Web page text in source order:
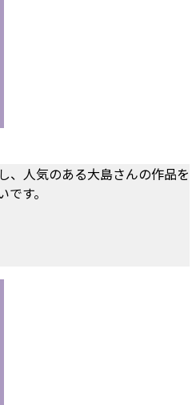
、人気のある大島さんの作品を
す。